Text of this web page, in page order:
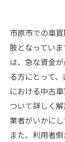
市原市での車
肢となってい
は、急な資金
る方にとって
における中古
ついて詳しく
業者がいかに
また、利用者